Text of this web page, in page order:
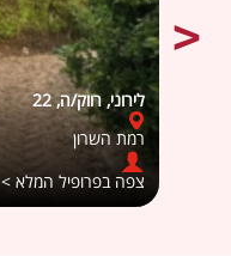
לירוני, רווק/ה, 22
רמת השרון
צפה בפרופיל המלא >